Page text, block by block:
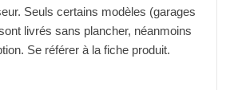
Seuls certains modèles (garages
livrés sans plancher, néanmoins
Se référer à la fiche produit.